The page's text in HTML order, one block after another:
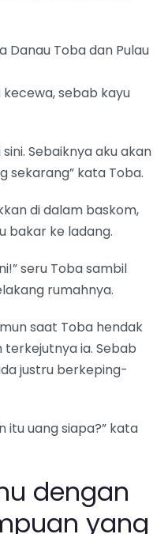
Danau Toba dan Pulau
sebab kayu
Sebaiknya aku akan
sekarang” kata Toba.
di dalam baskom,
bakar ke ladang.
seru Toba sambil
rumahnya.
saat Toba hendak
ia. Sebab
justru berkeping-
itu uang siapa?” kata
dengan
yang